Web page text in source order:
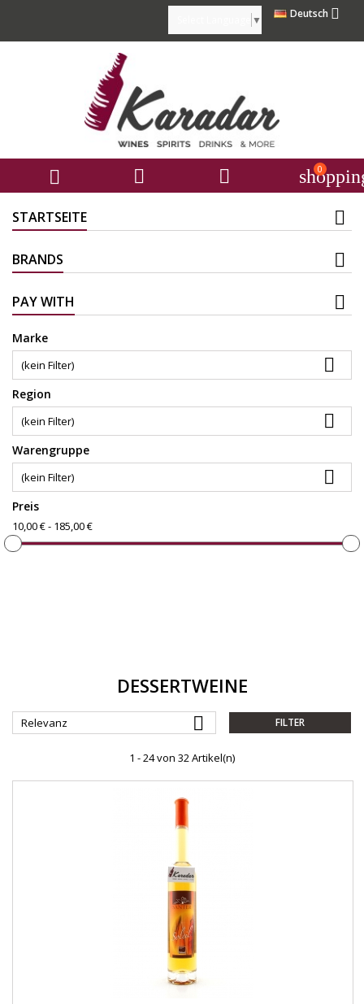
Deutsch 
▼
   0
STARTSEITE
BRANDS
PAY WITH
Marke
(kein Filter) 
Region
(kein Filter) 
Warengruppe
(kein Filter) 
Preis
10,00 € - 185,00 €
DESSERTWEINE
Relevanz  FILTER
1 - 24 von 32 Artikel(n)